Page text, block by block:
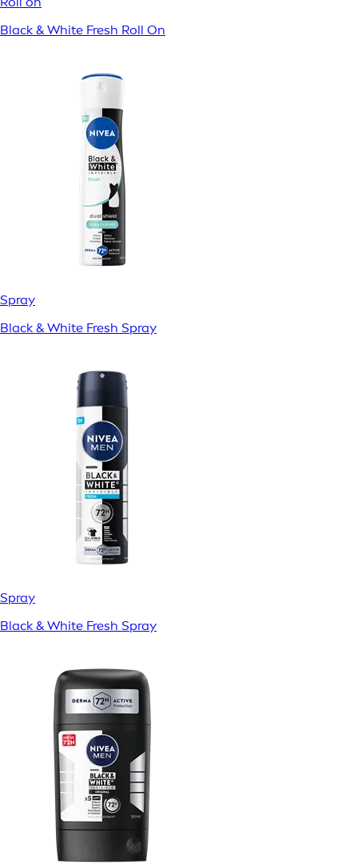
Black & White Fresh Roll On
Spray
Black & White Fresh Spray
Spray
Black & White Fresh Spray